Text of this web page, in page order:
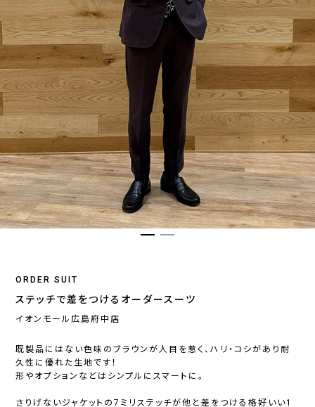
ORDER SUIT
ステッチで差をつけるオーダースーツ
イオンモール広島府中店
既製品にはない色味のブラウンが人目を惹く、ハリ・コシがあり耐
久性に優れた生地です！
形やオプションなどはシンプルにスマートに。
さりげないジャケットの7ミリステッチが他と差をつける格好いい1